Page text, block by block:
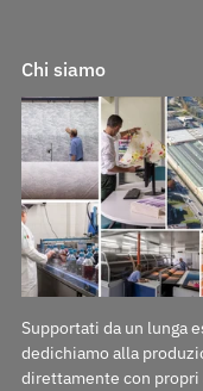
Chi siamo
Supportati da un lunga
dedichiamo alla
direttamente con